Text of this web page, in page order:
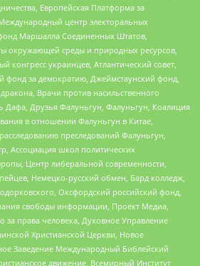
Европейская Платформа за
центр электоральных
Маршалла Соединенных Штатов,
окружающей среды и природных ресурсов,
конгресс украинцев, Атлантический совет,
фонд за демократию, Джеймстаунский фонд,
Врачи против насильственного
Дафа, Друзья Фалуньгун, Фалуньгун, Коалиция
в отношении Фалуньгун в Китае,
преследований Фалуньгун,
Ассоциация школ политических
Центр либеральной современности,
Немецко-русский обмен, Бард колледж,
Оксфордский российский фонд,
свободы информации, Проект Медиа,
за права человека, Духовное Управление
Христианской Церкви, Новое
Заведение Международный Библейский
движение, Всемирный Институт